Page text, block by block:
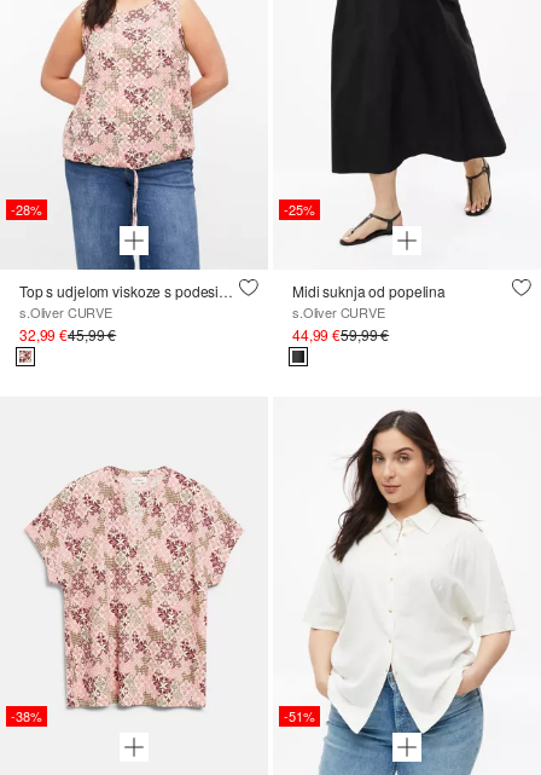
-28%
Top s udjelom viskoze s podesivim pojasom
s.Oliver CURVE
32,99 €45,99 €
-25%
Midi suknja od popelina
s.Oliver CURVE
44,99 €59,99 €
-38% -51%